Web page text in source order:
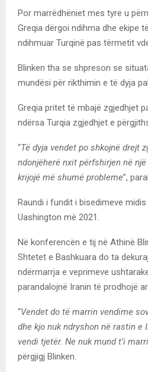
Por marrëdhëniet mes tyre u
Greqia dërgoi ndihma dhe ekipe
ndihmuar Turqinë pas tërmetit
Blinken tha se shpreson se
mundësi për rikthimin e të dyja
Greqia pritet të mbajë zgjedhjet
ndërsa Turqia zgjedhjet e
“Të dyja vendet po shkojnë drejt
ndonjëherë nxit përfshirjen në
krijojë më shumë probleme”,
Raundi i fundit i bisedimeve
Uashington më 2021.
Në konferencën e tij në Athinë
Shtetet e Bashkuara do ta
ndërmarrja e veprimeve
parandalojnë Iranin të prodhojë
“Vendet do të marrin vendime
dhe kjo nuk ndryshon në rastin e
vendi tjetër. Ne nuk mund t’i
përgjigj Blinken.